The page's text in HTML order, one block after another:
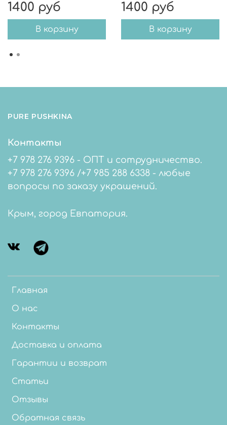
1400 руб
В корзину
1400 руб
В корзину
PURE PUSHKINA
Главная
О нас
Контакты
Доставка и оплата
Гарантии и возврат
Статьи
Отзывы
Обратная связь
Контакты
+7 978 276 9396 - ОПТ и сотрудничество.
+7 978 276 9396 /+7 985 288 6338 - любые
вопросы по заказу украшений.
Крым, город Евпатория.